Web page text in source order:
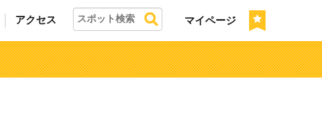
マイページ
アクセス